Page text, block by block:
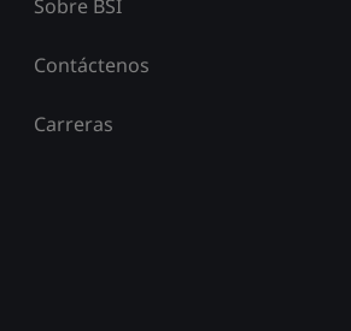
Sobre BSI
Contáctenos
Carreras